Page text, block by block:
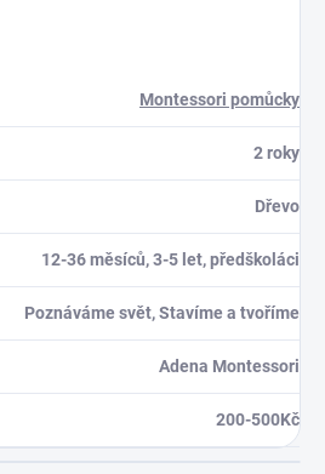
Montessori pomůcky
2 roky
Dřevo
12-36 měsíců, 3-5 let, předškoláci
Poznáváme svět, Stavíme a tvoříme
Adena Montessori
200-500Kč